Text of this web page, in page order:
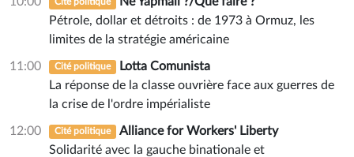
Cité politique
Pétrole, dollar et détroits : de 1973 à Ormuz, les
limites de la stratégie américaine
11:00 Cité politique
Lotta Comunista
La réponse de la classe ouvrière face aux guerres de
la crise de l'ordre impérialiste
12:00 Cité politique
Alliance for Workers' Liberty
Solidarité avec la gauche binationale et